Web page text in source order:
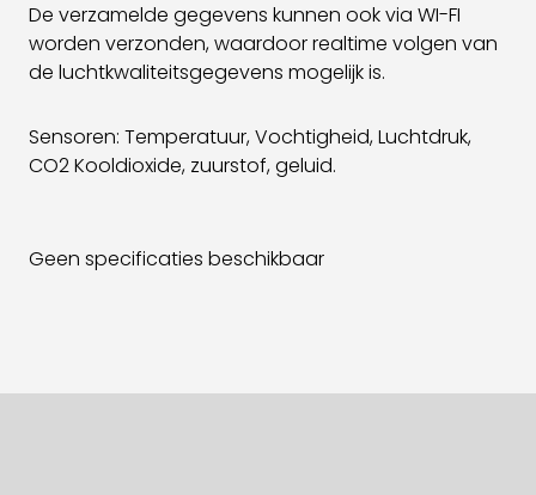
De verzamelde gegevens kunnen ook via WI-FI
worden verzonden, waardoor realtime volgen van
de luchtkwaliteitsgegevens mogelijk is.
Sensoren: Temperatuur, Vochtigheid, Luchtdruk,
CO2 Kooldioxide, zuurstof, geluid.
Geen specificaties beschikbaar